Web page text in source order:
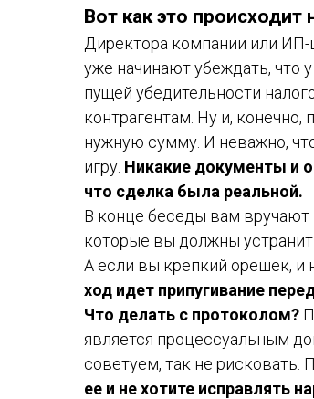
Вот как это происходит
Директора компании или
уже начинают убеждать, что
пущей убедительности
контрагентам. Ну и,
нужную сумму. И неважно,
игру. Никакие документы и
что сделка была реальной.
В конце беседы вам вручают
которые вы должны
А если вы крепкий орешек, и
ход идет припугивание
Что делать с протоколом?
является процессуальным
советуем, так не рисковать.
ее и не хотите исправлять